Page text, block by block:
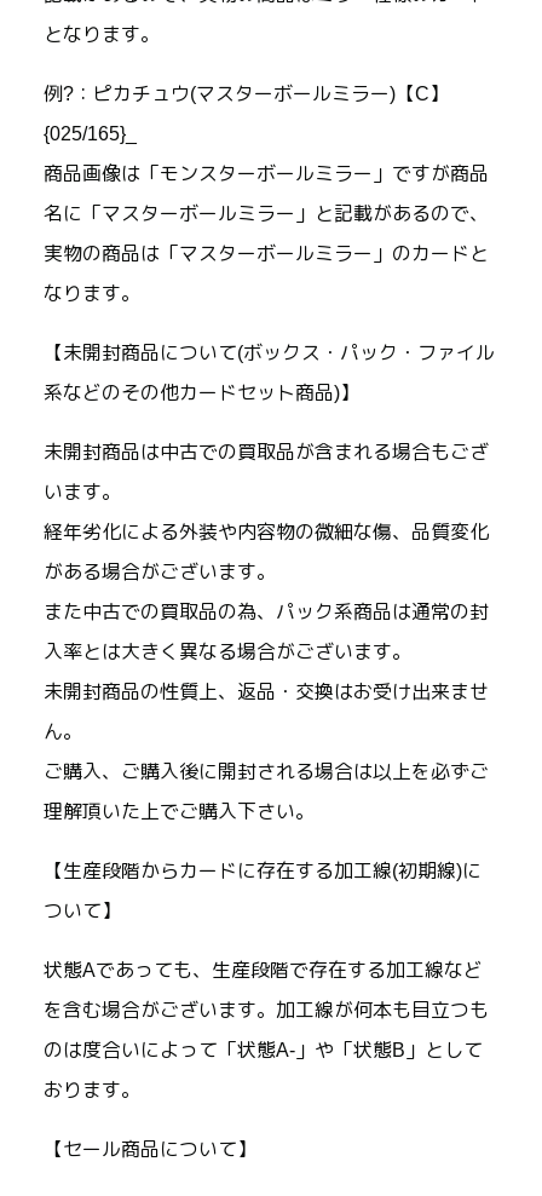
となります。
例?：ピカチュウ(マスターボールミラー)【C】
{025/165}_
商品画像は「モンスターボールミラー」ですが商品
名に「マスターボールミラー」と記載があるので、
実物の商品は「マスターボールミラー」のカードと
なります。
【未開封商品について(ボックス・パック・ファイル
系などのその他カードセット商品)】
未開封商品は中古での買取品が含まれる場合もござ
います。
経年劣化による外装や内容物の微細な傷、品質変化
がある場合がございます。
また中古での買取品の為、パック系商品は通常の封
入率とは大きく異なる場合がございます。
未開封商品の性質上、返品・交換はお受け出来ませ
ん。
ご購入、ご購入後に開封される場合は以上を必ずご
理解頂いた上でご購入下さい。
【生産段階からカードに存在する加工線(初期線)に
ついて】
状態Aであっても、生産段階で存在する加工線など
を含む場合がございます。加工線が何本も目立つも
のは度合いによって「状態A-」や「状態B」として
おります。
【セール商品について】